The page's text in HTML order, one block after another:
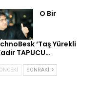
O Bir
‘Taş Yürekli
TAPUCU…
ÖNCEKI SONRAKI